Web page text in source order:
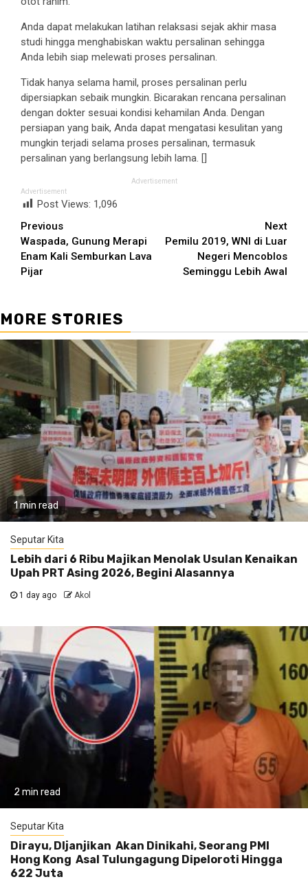
Anda dapat melakukan latihan relaksasi sejak akhir masa
studi hingga menghabiskan waktu persalinan sehingga
Anda lebih siap melewati proses persalinan.
Tidak hanya selama hamil, proses persalinan perlu
dipersiapkan sebaik mungkin. Bicarakan rencana persalinan
dengan dokter sesuai kondisi kehamilan Anda. Dengan
persiapan yang baik, Anda dapat mengatasi kesulitan yang
mungkin terjadi selama proses persalinan, termasuk
persalinan yang berlangsung lebih lama. []
Advertisement
Advertisement
Post Views: 1,096
Continue
Reading
Previous
Waspada, Gunung Merapi
Enam Kali Semburkan Lava
Pijar
Next
Pemilu 2019, WNI di Luar
Negeri Mencoblos
Seminggu Lebih Awal
MORE STORIES
1 min read
Seputar Kita
Lebih dari 6 Ribu Majikan Menolak Usulan Kenaikan
Upah PRT Asing 2026, Begini Alasannya
1 day ago Akol
2 min read
Seputar Kita
Dirayu, DIjanjikan Akan Dinikahi, Seorang PMI
Hong Kong Asal Tulungagung Dipeloroti Hingga
622 Juta